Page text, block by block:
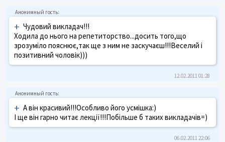
+ Чудовий викладач!!!
Ходила до нього на репетиторство...досить того,що
зрозуміло пояснює,так ще з ним не заскучаєш!!!Веселий і
позитивний чоловік)))
12.02.2011 01:28
+ А він красивий!!!Особливо його усмішка:)
І ще він гарно читає лекції!!!Побільше б таких викладачів=)
06.02.2011 22:06